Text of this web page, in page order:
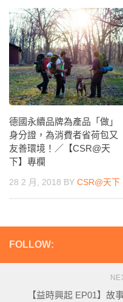
德國永續品牌為產品「做」
身分證，為消費者省荷包又
友善環境！／【CSR@天
下】專欄
28 2 月, 2018 BY CSR@天下
FOLLOW:
【益時興起 EP01】故